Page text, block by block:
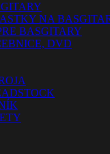
NA
BASGITARY
DVD